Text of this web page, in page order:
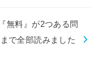
無料』が2つある問
で全部読みました